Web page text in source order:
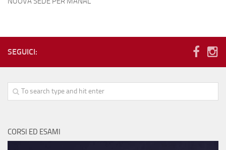
Corsi ed esami
SEGUICI:
CORSI ED ESAMI